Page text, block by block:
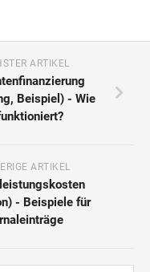
ARTIKEL
Beispiel) - Wie
ARTIKEL
- Beispiele für